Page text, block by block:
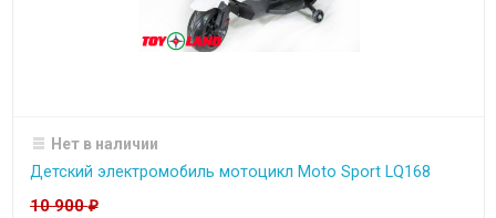
Нет в наличии
Детский электромобиль мотоцикл Moto Sport LQ168
10 900₽